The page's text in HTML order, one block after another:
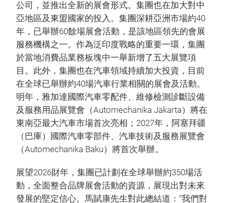
公司，並推出全新的展會形式。集團也在加大對中
亞地區及東盟國家的投入。集團深耕亞洲市場約40
年，已舉辦60餘場展會活動，是該地區領先的會展
服務機構之一。作為泛印度戰略的重要一環，集團
於當地消費品業務板塊中一舉新增了五大展覽項
目。此外，集團也在汽車領域持續加大投資，目前
在全球已舉辦約40場汽車行業相關的展會及活動。
明年，雅加達國際汽車零配件、維修檢測診斷設備
及服務用品展覽會（Automechanika Jakarta）將在
東南亞最大汽車市場首次亮相；2027年，阿塞拜疆
（巴庫）國際汽車零部件、汽車技術及服務展覽會
（Automechanika Baku）將首次舉辦。
展望2026財年，集團已計劃在全球舉辦約350場活
動，全面整合品牌展會活動的資源，展現出對未來
發展的堅定信心。馬賦康先生對此總結道：“我們對